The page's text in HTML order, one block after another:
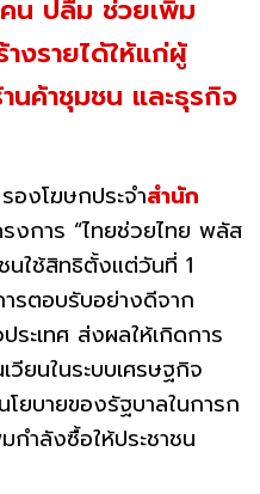
น ปลื้ม ช่วยเพิ่ม
างรายได้ให้แก่ผู้
นค้าชุมชน และธุรกิจ
งโฆษกประจำสำนัก
รงการ “ไทยช่วยไทย พลัส
นใช้สิทธิตั้งแต่วันที่ 1
รตอบรับอย่างดีจาก
ระเทศ ส่งผลให้เกิดการ
วียนในระบบเศรษฐกิจ
ยบายของรัฐบาลในการก
กำลังซื้อให้ประชาชน